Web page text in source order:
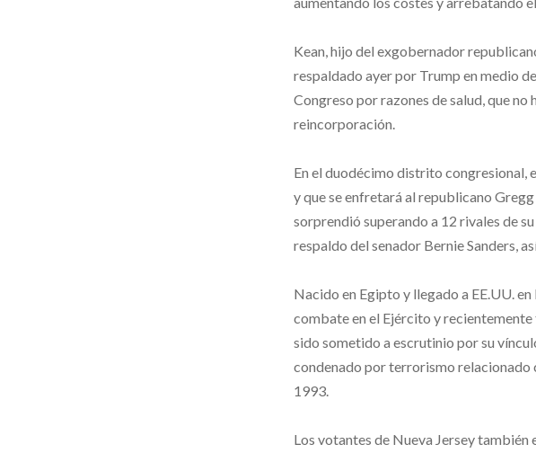
Kean, hijo del exgobernador
respaldado ayer por Trump en medio
Congreso por razones de salud, que
reincorporación.
En el duodécimo distrito congresional,
y que se enfretará al republicano
sorprendió superando a 12 rivales de
respaldo del senador Bernie Sanders,
Nacido en Egipto y llegado a EE.UU.
combate en el Ejército y
sido sometido a escrutinio por su
condenado por terrorismo relacionado
1993.
Los votantes de Nueva Jersey